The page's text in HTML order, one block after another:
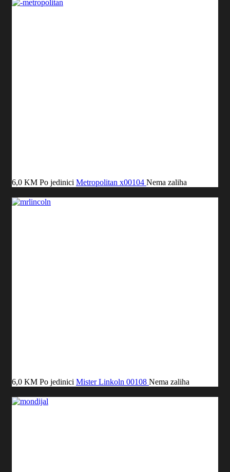
6,0 KM Po jedinici Metropolitan x00104 Nema zaliha
6,0 KM Po jedinici Mister Linkoln 00108 Nema zaliha